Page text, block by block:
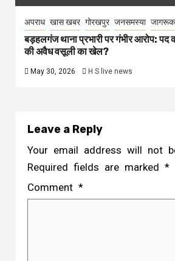
अपराध खास खबर गोरखपुर जनसमस्या
बड़हलगंज थाना प्रभारी पर गंभीर आरोप: पद
की अवैध वसूली का खेल?
May 30, 2026 H S live news
Leave a Reply
Your email address will not
Required fields are marked *
Comment *